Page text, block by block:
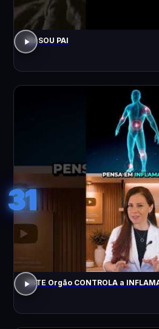
EU SOU PAI
31
ESTE Orgão CONTROLA a